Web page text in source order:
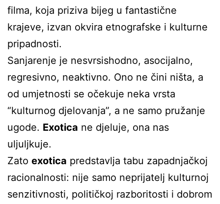
filma, koja priziva bijeg u fantastične
krajeve, izvan okvira etnografske i kulturne
pripadnosti.
Sanjarenje je nesvrsishodno, asocijalno,
regresivno, neaktivno. Ono ne čini ništa, a
od umjetnosti se očekuje neka vrsta
“kulturnog djelovanja”, a ne samo pružanje
ugode. Exotica ne djeluje, ona nas
uljuljkuje.
Zato exotica predstavlja tabu zapadnjačkoj
racionalnosti: nije samo neprijatelj kulturnoj
senzitivnosti, političkoj razboritosti i dobrom